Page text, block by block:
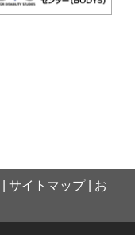
サイトマップ| お